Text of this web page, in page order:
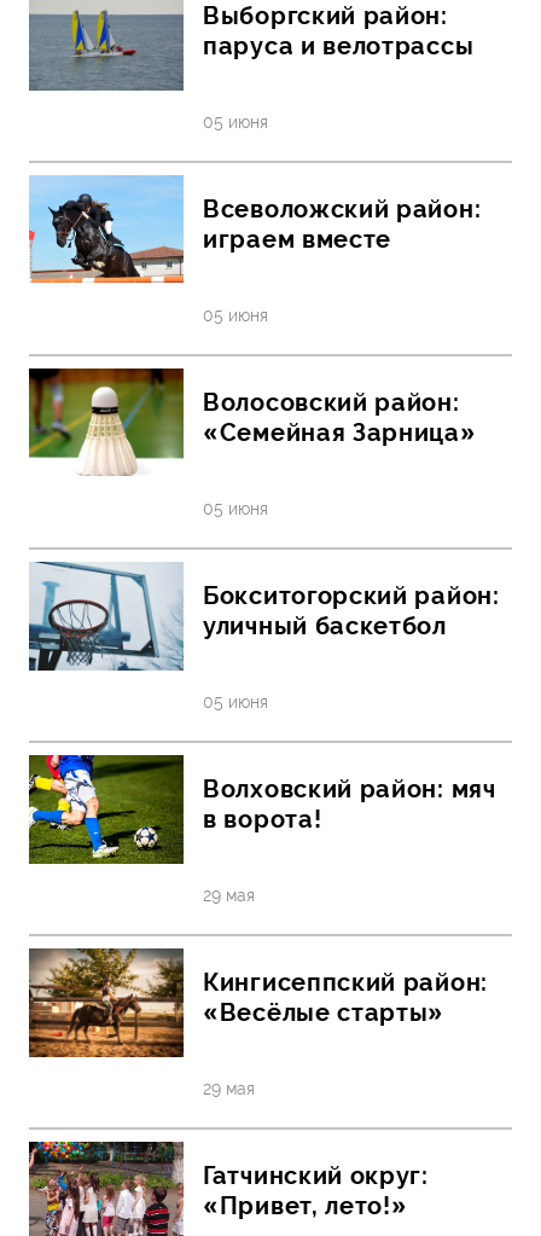
Выборгский район:
паруса и велотрассы
05 июня
Всеволожский район:
играем вместе
05 июня
Волосовский район:
«Семейная Зарница»
05 июня
Бокситогорский район:
уличный баскетбол
05 июня
Волховский район: мяч
в ворота!
29 мая
Кингисеппский район:
«Весёлые старты»
29 мая
Гатчинский округ:
«Привет, лето!»